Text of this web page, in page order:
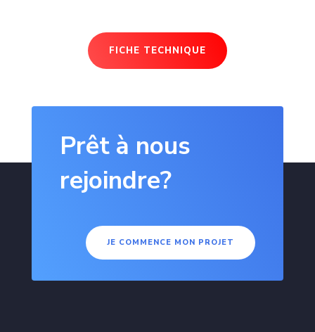
FICHE TECHNIQUE
Prêt à nous
rejoindre?
JE COMMENCE MON PROJET